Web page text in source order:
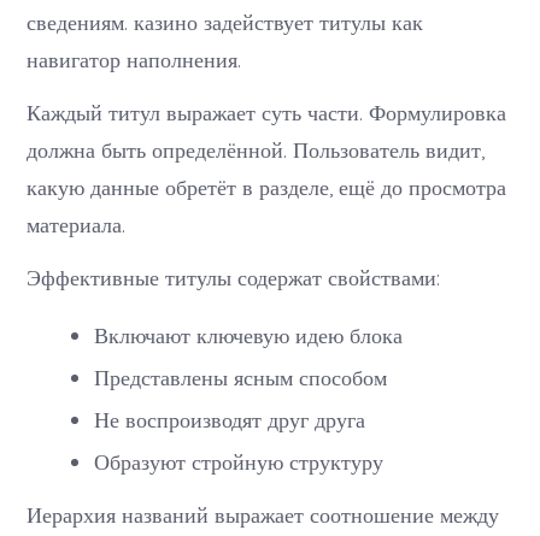
сведениям. казино задействует титулы как
навигатор наполнения.
Каждый титул выражает суть части. Формулировка
должна быть определённой. Пользователь видит,
какую данные обретёт в разделе, ещё до просмотра
материала.
Эффективные титулы содержат свойствами:
Включают ключевую идею блока
Представлены ясным способом
Не воспроизводят друг друга
Образуют стройную структуру
Иерархия названий выражает соотношение между